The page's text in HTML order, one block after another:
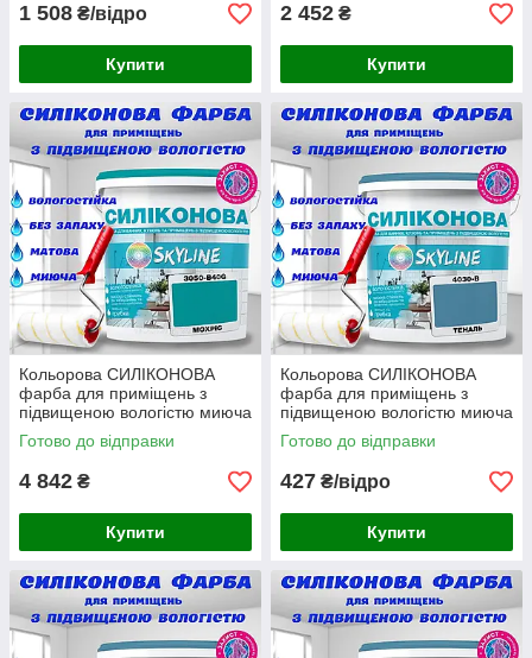
1 508 ₴/відро
Купити
2 452 ₴
Купити
Кольорова СИЛІКОНОВА
фарба для приміщень з
підвищеною вологістю миюча
протигрибкова матова емаль
SkyLine Мохріс 10 л
Готово до відправки
4 842 ₴
Купити
Кольорова СИЛІКОНОВА
фарба для приміщень з
підвищеною вологістю миюча
протигрибкова матова емаль
SkyLine Теналь 1 л
Готово до відправки
427 ₴/відро
Купити